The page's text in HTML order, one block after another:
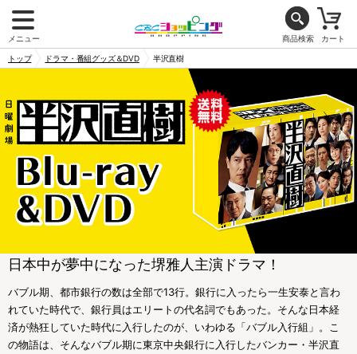
メニュー 商品検索 カート
トップ ドラマ・番組グッズ＆DVD 半沢直樹
日本中が夢中になった堺雅人主演ドラマ！
バブル期、都市銀行の数は全部で13行。銀行に入ったら一生安泰と言わ
れていた時代で、銀行員はエリートの代名詞でもあった。そんな日本経
済が熱狂していた時代に入行したのが、いわゆる「バブル入行組」。こ
の物語は、そんなバブル期に東京中央銀行に入行したバンカー・半沢直